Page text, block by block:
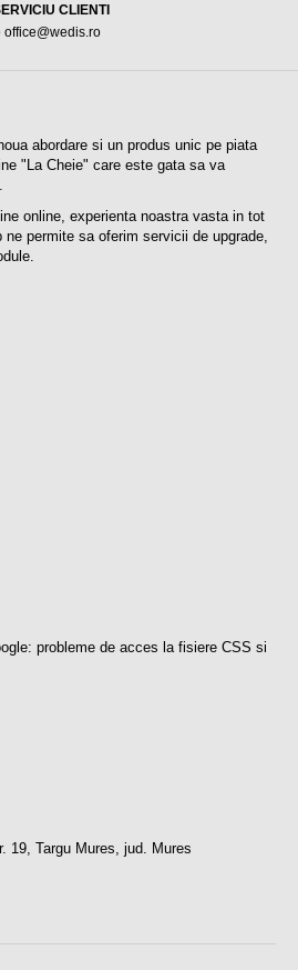
CLIENTI
abordare si un produs unic pe piata
"La Cheie" care este gata sa va
online, experienta noastra vasta in tot
permite sa oferim servicii de upgrade,
probleme de acces la fisiere CSS si
19, Targu Mures, jud. Mures